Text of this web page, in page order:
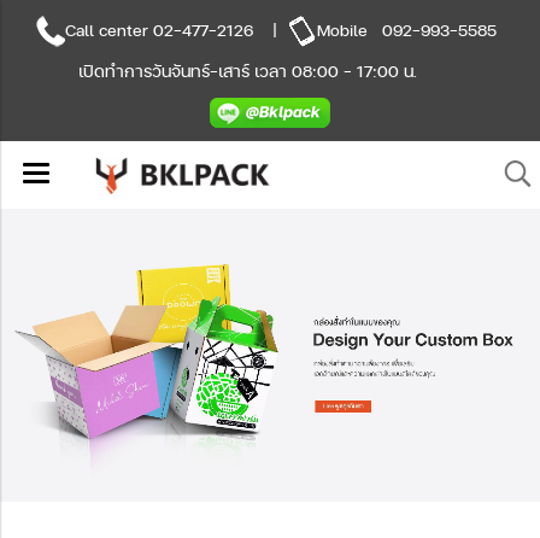
Call center 02-477-2126 | Mobile 092-993-5585
เปิดทำการวันจันทร์-เสาร์ เวลา 08:00 - 17:00 น.